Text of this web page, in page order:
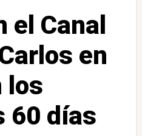
el Canal
en
los
60 días